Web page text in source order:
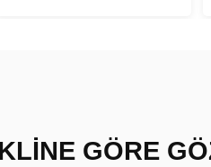
GÖRE